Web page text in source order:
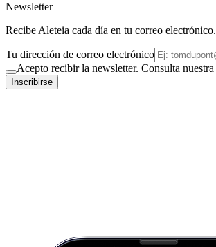
Newsletter
Recibe Aleteia cada día en tu correo electrónico.
Tu dirección de correo electrónico
Acepto recibir la newsletter. Consulta nuestra
Inscribirse